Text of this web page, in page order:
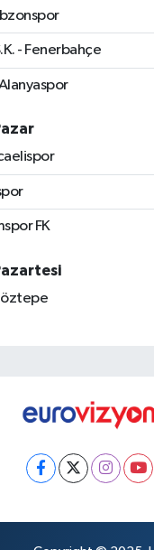
- Fenerbahçe
FK